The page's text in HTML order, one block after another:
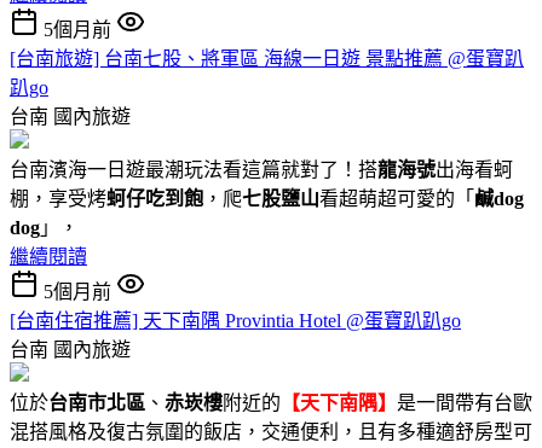
5個月前
[台南旅遊] 台南七股、將軍區 海線一日遊 景點推薦 @蛋寶趴
趴go
台南 國內旅遊
台南濱海一日遊最潮玩法看這篇就對了！搭龍海號出海看蚵
棚，享受烤蚵仔吃到飽 ，爬七股鹽山看超萌超可愛的「 鹹dog
dog 」，
繼續閱讀
5個月前
[台南住宿推薦] 天下南隅 Provintia Hotel @蛋寶趴趴go
台南 國內旅遊
位於台南市北區 、 赤崁樓附近的 【天下南隅】 是一間帶有台歐
混搭風格及復古氛圍的飯店，交通便利，且有多種適舒房型可